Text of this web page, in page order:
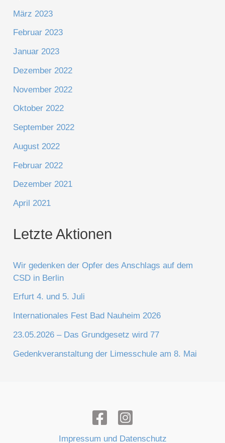
März 2023
Februar 2023
Januar 2023
Dezember 2022
November 2022
Oktober 2022
September 2022
August 2022
Februar 2022
Dezember 2021
April 2021
Letzte Aktionen
Wir gedenken der Opfer des Anschlags auf dem
CSD in Berlin
Erfurt 4. und 5. Juli
Internationales Fest Bad Nauheim 2026
23.05.2026 – Das Grundgesetz wird 77
Gedenkveranstaltung der Limesschule am 8. Mai
Impressum und Datenschutz